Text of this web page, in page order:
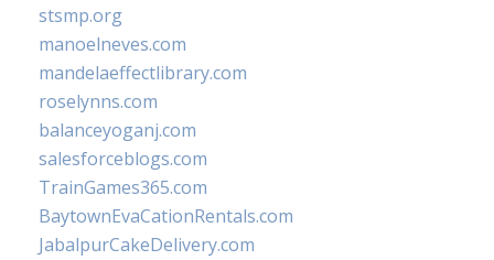
stsmp.org
manoelneves.com
mandelaeffectlibrary.com
roselynns.com
balanceyoganj.com
salesforceblogs.com
TrainGames365.com
BaytownEvaCationRentals.com
JabalpurCakeDelivery.com